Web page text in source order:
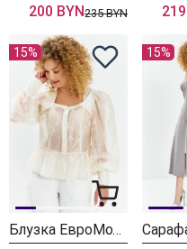
200 BYN235 BYN
15%
Блузка ЕвроМода 759 молочный
15%